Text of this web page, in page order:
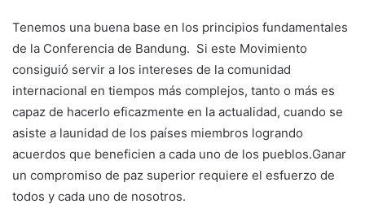
Tenemos una buena base en los principios fundamentales
de la Conferencia de Bandung. Si este Movimiento
consiguió servir a los intereses de la comunidad
internacional en tiempos más complejos, tanto o más es
capaz de hacerlo eficazmente en la actualidad, cuando se
asiste a launidad de los países miembros logrando
acuerdos que beneficien a cada uno de los pueblos.Ganar
un compromiso de paz superior requiere el esfuerzo de
todos y cada uno de nosotros.